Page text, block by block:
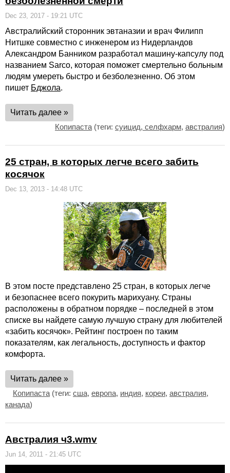
Dec 23, 2017 - 19:21 UTC
Австралийский сторонник эвтаназии и врач Филипп
Нитшке совместно с инженером из Нидерландов
Александром Банником разработал машину-капсулу под
названием Sarco, которая поможет смертельно больным
людям умереть быстро и безболезненно. Об этом
пишет Бджола.
Читать далее »
Копипаста (теги: суицид, селфхарм, австралия)
25 стран, в которых легче всего забить
косячок
Dec 13, 2013 - 14:48 UTC
В этом посте представлено 25 стран, в которых легче
и безопаснее всего покурить марихуану. Страны
расположены в обратном порядке – последней в этом
списке вы найдете самую лучшую страну для любителей
«забить косячок». Рейтинг построен по таким
показателям, как легальность, доступность и фактор
комфорта.
Читать далее »
Копипаста (теги: сша, европа, индия, кореи, австралия,
канада)
Австралия ч3.wmv
Jun 14, 2011 - 21:45 UTC